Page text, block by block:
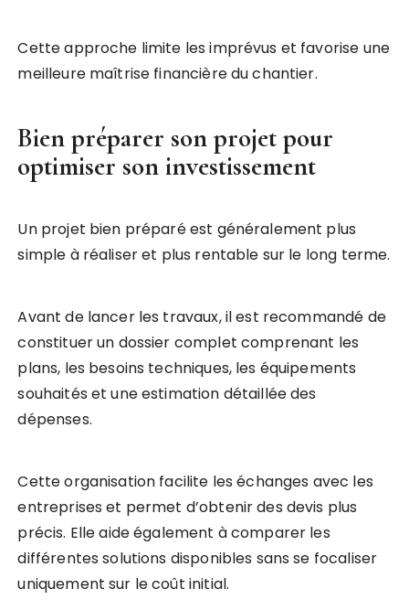
Cette approche limite les imprévus et favorise une
meilleure maîtrise financière du chantier.
Bien préparer son projet pour
optimiser son investissement
Un projet bien préparé est généralement plus
simple à réaliser et plus rentable sur le long terme.
Avant de lancer les travaux, il est recommandé de
constituer un dossier complet comprenant les
plans, les besoins techniques, les équipements
souhaités et une estimation détaillée des
dépenses.
Cette organisation facilite les échanges avec les
entreprises et permet d’obtenir des devis plus
précis. Elle aide également à comparer les
différentes solutions disponibles sans se focaliser
uniquement sur le coût initial.